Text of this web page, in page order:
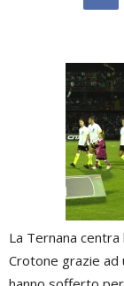
La Ternana
Crotone grazie ad